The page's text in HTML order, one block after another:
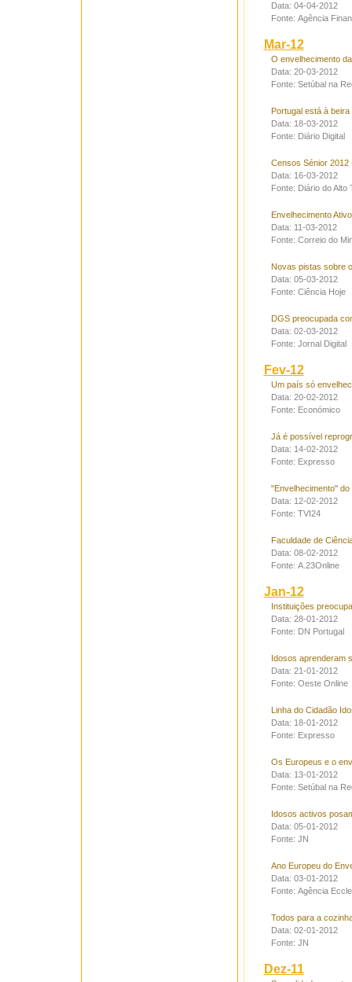
Data: 04-04-2012
Fonte: Agência
Mar-12
O envelhecimento
Data: 20-03-2012
Fonte: Setúbal na
Portugal está à
Data: 18-03-2012
Fonte: Diário Digital
Censos Sénior
Data: 16-03-2012
Fonte: Diário do Alto
Envelhecimento
Data: 11-03-2012
Fonte: Correio do
Novas pistas sobre
Data: 05-03-2012
Fonte: Ciência Hoje
DGS preocupada
Data: 02-03-2012
Fonte: Jornal Digital
Fev-12
Um país só
Data: 20-02-2012
Fonte: Económico
Já é possível
Data: 14-02-2012
Fonte: Expresso
"Envelhecimento"
Data: 12-02-2012
Fonte: TVI24
Faculdade de
Data: 08-02-2012
Fonte: A.23Online
Jan-12
Instituições
Data: 28-01-2012
Fonte: DN Portugal
Idosos aprenderam
Data: 21-01-2012
Fonte: Oeste Online
Linha do Cidadão
Data: 18-01-2012
Fonte: Expresso
Os Europeus e o
Data: 13-01-2012
Fonte: Setúbal na
Idosos activos
Data: 05-01-2012
Fonte: JN
Ano Europeu do
Data: 03-01-2012
Fonte: Agência
Todos para a
Data: 02-01-2012
Fonte: JN
Dez-11